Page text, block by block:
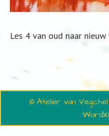
Les 4 van oud naar
© Atelier van